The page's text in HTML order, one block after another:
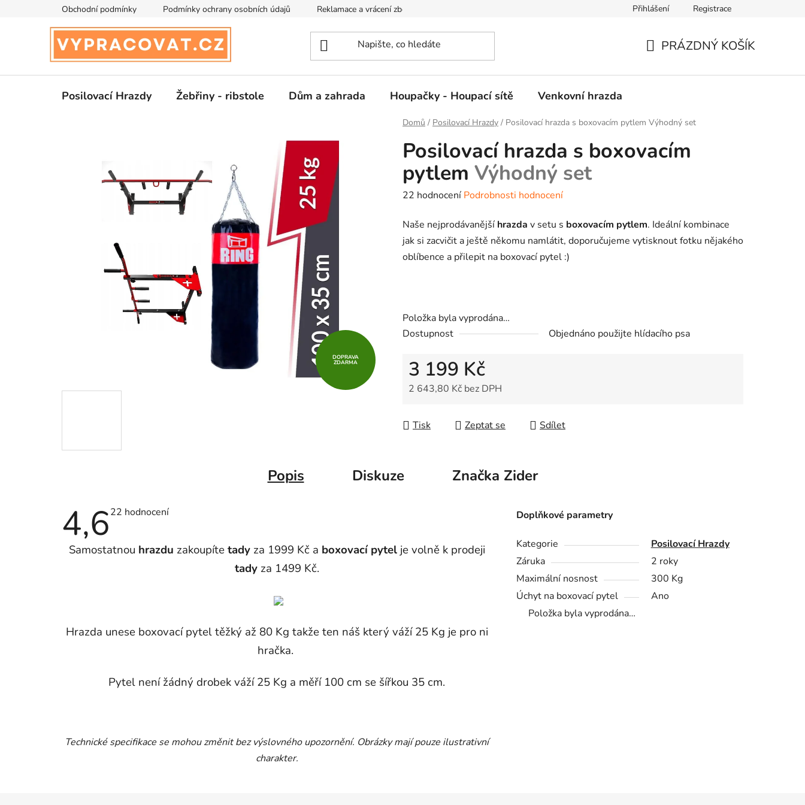
Obchodní podmínky Podmínky ochrany osobních údajů Reklamace a vrácení zboží Přihlášení Registrace
PRÁZDNÝ KOŠÍK
Posilovací Hrazdy Žebřiny - ribstole Dům a zahrada Houpačky - Houpací sítě Venkovní hrazda
Domů / Posilovací Hrazdy / Posilovací hrazda s boxovacím pytlem Výhodný set
Posilovací hrazda s boxovacím
pytlem Výhodný set
Průměrné
produktu
je
4,6
22 hodnocení Podrobnosti hodnocení
Naše nejprodávanější hrazda v setu s boxovacím pytlem. Ideální kombinace
jak si zacvičit a ještě někomu namlátit, doporučujeme vytisknout fotku nějakého
oblíbence a přilepit na boxovací pytel :)
Položka byla vyprodána…
Dostupnost
Objednáno použijte hlídacího psa
3 199 Kč
2 643,80 Kč bez DPH
Tisk
Zeptat se Sdílet
DOPRAVA
ZDARMA
Popis Diskuze Značka Zider
4,6Průměrné
4,6
22 hodnocení
Samostatnou hrazdu zakoupíte tadyza 1999 Kč a boxovací pytelje volně k prodeji
tadyza 1499 Kč.
Hrazda unese boxovací pytel těžký až 80 Kg takže ten náš který váží 25 Kg je pro ni
hračka.
Pytel není žádný drobek váží 25 Kg a měří 100 cm se šířkou 35 cm.
Technické specifikace se mohou změnit bez výslovného upozornění. Obrázky mají pouze ilustrativní
charakter.
Doplňkové parametry
Kategorie
Posilovací Hrazdy
Záruka
2 roky
Maximální nosnost
300 Kg
Úchyt na boxovací pytel
Ano
Položka byla vyprodána…